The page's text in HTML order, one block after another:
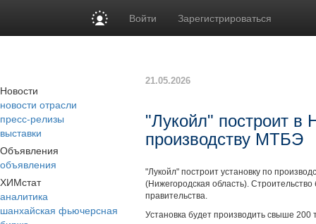
Войти Зарегистрироваться
Новости
новости отрасли
пресс-релизы
выставки
Объявления
объявления
ХИМстат
аналитика
шанхайская фьючерсная
21.05.2026
"Лукойл" построит в
производству МТБЭ
"Лукойл" построит установку по
(Нижегородская область).
правительства.
Установка будет производить свыше